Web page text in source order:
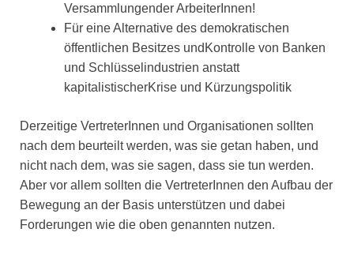
Versammlungender ArbeiterInnen!
Für eine Alternative des demokratischen
öffentlichen Besitzes undKontrolle von Banken
und Schlüsselindustrien anstatt
kapitalistischerKrise und Kürzungspolitik
Derzeitige VertreterInnen und Organisationen sollten
nach dem beurteilt werden, was sie getan haben, und
nicht nach dem, was sie sagen, dass sie tun werden.
Aber vor allem sollten die VertreterInnen den Aufbau der
Bewegung an der Basis unterstützen und dabei
Forderungen wie die oben genannten nutzen.